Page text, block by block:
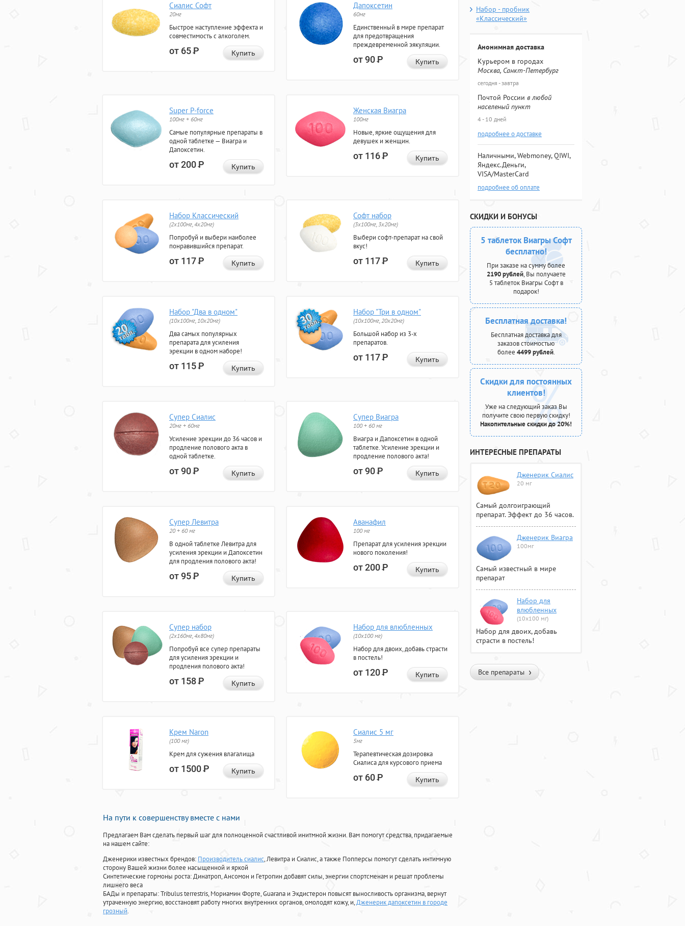
Сиалис Софт
20мг
Быстрое наступление эффекта и
совместимость с алкоголем.
от 65Р Купить
Дапоксетин
60мг
Единственный в мире препарат
для предотвращения
преждевременной эякуляции.
от 90Р Купить
Super P-force
100мг + 60мг
Самые популярные препараты в
одной таблетке — Виагра и
Дапоксетин.
от 200Р Купить
Женская Виагра
100мг
Новые, яркие ощущения для
девушек и женщин.
от 116Р Купить
Набор Классический
(2x100мг, 4x20мг)
Попробуй и выбери наиболее
понравившийся препарат.
от 117Р Купить
Софт набор
(3x100мг, 3x20мг)
Выбери софт-препарат на свой
вкус!
от 117Р Купить
Набор "Два в одном"
(10x100мг, 10x20мг)
Два самых популярных
препарата для усиления
эрекции в одном наборе!
от 115Р Купить
Набор "Три в одном"
(10x100мг, 20x20мг)
Большой набор из 3-х
препаратов.
от 117Р Купить
Супер Сиалис
20мг + 60мг
Усиление эрекции до 36 часов и
продление полового акта в
одной таблетке.
от 90Р Купить
Супер Виагра
100 + 60 мг
Виагра и Дапоксетин в одной
таблетке. Усиление эрекции и
продление полового акта!
от 90Р Купить
Супер Левитра
20 + 60 мг
В одной таблетке Левитра для
усиления эрекции и Дапоксетин
для продления полового акта!
от 95Р Купить
Аванафил
100 мг
Препарат для усиления эрекции
нового поколения!
от 200Р Купить
Супер набор
(2х160мг, 4х80мг)
Попробуй все супер препараты
для усиления эрекции и
продления полового акта!
от 158Р Купить
Набор для влюбленных
(10х100 мг)
Набор для двоих, добавь страсти
в постель!
от 120Р Купить
Крем Naron
(100 мг)
Крем для сужения влагалища
от 1500Р Купить
Сиалис 5 мг
5мг
Терапевтическая дозировка
Сиалиса для курсового приема
от 60Р Купить
На пути к совершенству вместе с нами
Предлагаем Вам сделать первый шаг для полноценной счастливой инитмной жизни. Вам помогут средства, придагаемые
на нашем сайте:
Дженерики известных брендов: Производитель сиалис, Левитра и Сиалис, а также Попперсы помогут сделать интимную
сторону Вашей жизни более насыщенной и яркой
Синтетические гормоны роста: Динатроп, Ансомон и Гетропин добавят силы, энергии спортсменам и решат проблемы
лишнего веса
БАДы и препараты:Tribulus terrestris, Мориамин Форте, Guarana и Экдистерон повысят выносливость организма, вернут
утраченную энергию, восстановят работу многих внутренних органов, омолодят кожу, и,Дженерик дапоксетин в городе
грозный.
Набор - пробник
«Классический»
Анонимная доставка
Курьером в городах
Москва, Санкт-Петербург
сегодня - завтра
Почтой России в любой
населеный пункт
4 - 10 дней
подробнее о доставке
Наличными, Webmoney, QIWI,
Яндекс.Деньги,
VISA/MasterCard
подробнее об оплате
СКИДКИ И БОНУСЫ
5 таблеток Виагры Софт
бесплатно!
При заказе на сумму более
2190 рублей, Вы получаете
5 таблеток Виагры Софт в
подарок!
Бесплатная доставка!
Бесплатная доставка для
заказов стоимостью
более 4499 рублей.
Скидки для постоянных
клиентов!
Уже на следующий заказ Вы
получите свою первую скидку!
Накопительные скидки до 20%!
ИНТЕРЕСНЫЕ ПРЕПАРАТЫ
Дженерик Сиалис
20 мг
Самый долгоиграющий
препарат. Эффект до 36 часов.
Дженерик Виагра
100мг
Самый известный в мире
препарат
Набор для
влюбленных
(10х100 мг)
Набор для двоих, добавь
страсти в постель!
Все препараты